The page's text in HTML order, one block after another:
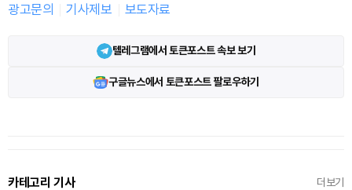
광고문의 기사제보 보도자료
텔레그램에서 토큰포스트 속보 보기
구글뉴스에서 토큰포스트 팔로우하기
카테고리 기사 더보기